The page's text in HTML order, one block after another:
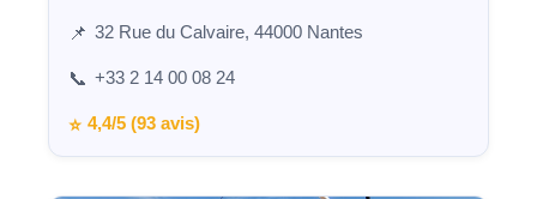
📌 32 Rue du Calvaire, 44000 Nantes
📞 +33 2 14 00 08 24
⭐ 4,4/5 (93 avis)